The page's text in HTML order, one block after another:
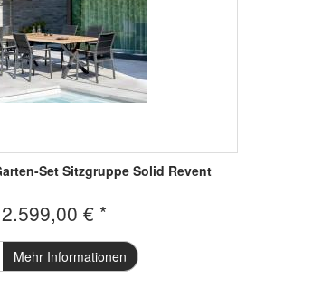
Set Sitzgruppe Solid Revent
2.599,00 € *
Mehr Informationen